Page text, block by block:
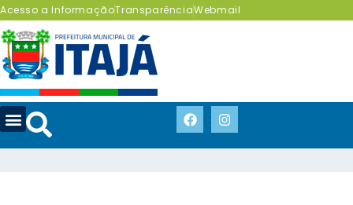
Acesso a InformaçãoTransparênciaWebmail